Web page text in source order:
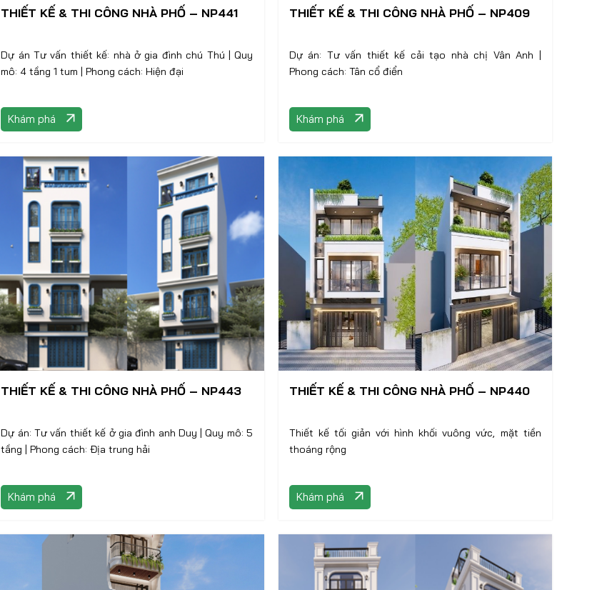
THIẾT KẾ & THI CÔNG NHÀ PHỐ – NP441
Dự án Tư vấn thiết kế: nhà ở gia đình chú Thú | Quy
mô: 4 tầng 1 tum | Phong cách: Hiện đại
Khám phá
THIẾT KẾ & THI CÔNG NHÀ PHỐ – NP409
Dự án: Tư vấn thiết kế cải tạo nhà chị Vân Anh |
Phong cách: Tân cổ điển
Khám phá
THIẾT KẾ & THI CÔNG NHÀ PHỐ – NP443
Dự án: Tư vấn thiết kế ở gia đình anh Duy | Quy mô: 5
tầng | Phong cách: Địa trung hải
Khám phá
THIẾT KẾ & THI CÔNG NHÀ PHỐ – NP440
Thiết kế tối giản với hình khối vuông vức, mặt tiền
thoáng rộng
Khám phá